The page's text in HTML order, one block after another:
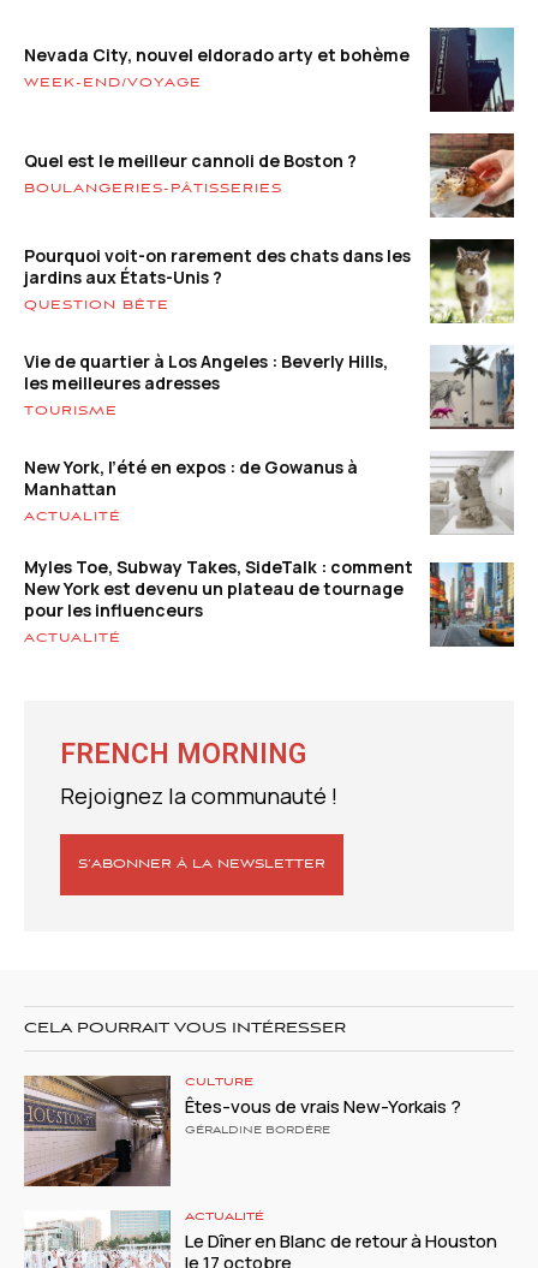
Nevada City, nouvel eldorado arty et bohème
WEEK-END/VOYAGE
Quel est le meilleur cannoli de Boston ?
BOULANGERIES-PÂTISSERIES
Pourquoi voit-on rarement des chats dans les
jardins aux États-Unis ?
QUESTION BÊTE
Vie de quartier à Los Angeles : Beverly Hills,
les meilleures adresses
TOURISME
New York, l’été en expos : de Gowanus à
Manhattan
ACTUALITÉ
Myles Toe, Subway Takes, SideTalk : comment
New York est devenu un plateau de tournage
pour les influenceurs
ACTUALITÉ
FRENCH MORNING
Rejoignez la communauté !
S’ABONNER À LA NEWSLETTER
CELA POURRAIT VOUS INTÉRESSER
CULTURE
Êtes-vous de vrais New-Yorkais ?
GÉRALDINE BORDÈRE
ACTUALITÉ
Le Dîner en Blanc de retour à Houston
le 17 octobre